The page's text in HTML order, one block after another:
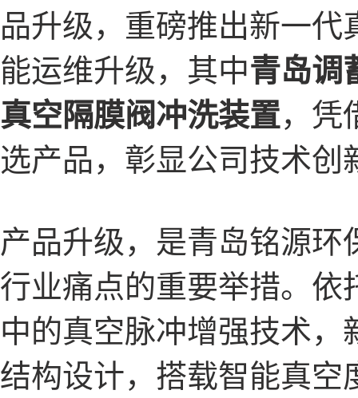
品升级，重磅推出新一
能运维升级，其中青岛调
真空隔膜阀冲洗装置，凭
选产品，彰显公司技术创
产品升级，是青岛铭源
行业痛点的重要举措。
中的真空脉冲增强技术
结构设计，搭载智能真